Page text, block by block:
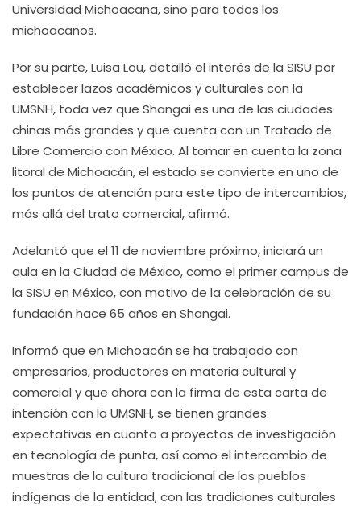
Universidad Michoacana, sino para todos los
michoacanos.
Por su parte, Luisa Lou, detalló el interés de la SISU por
establecer lazos académicos y culturales con la
UMSNH, toda vez que Shangai es una de las ciudades
chinas más grandes y que cuenta con un Tratado de
Libre Comercio con México. Al tomar en cuenta la zona
litoral de Michoacán, el estado se convierte en uno de
los puntos de atención para este tipo de intercambios,
más allá del trato comercial, afirmó.
Adelantó que el 11 de noviembre próximo, iniciará un
aula en la Ciudad de México, como el primer campus de
la SISU en México, con motivo de la celebración de su
fundación hace 65 años en Shangai.
Informó que en Michoacán se ha trabajado con
empresarios, productores en materia cultural y
comercial y que ahora con la firma de esta carta de
intención con la UMSNH, se tienen grandes
expectativas en cuanto a proyectos de investigación
en tecnología de punta, así como el intercambio de
muestras de la cultura tradicional de los pueblos
indígenas de la entidad, con las tradiciones culturales